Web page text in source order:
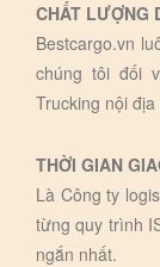
CHẤT LƯỢNG
Bestcargo.vn
chúng tôi đối
Trucking nội
THỜI GIAN
Là Công ty
từng quy trình
ngắn nhất.